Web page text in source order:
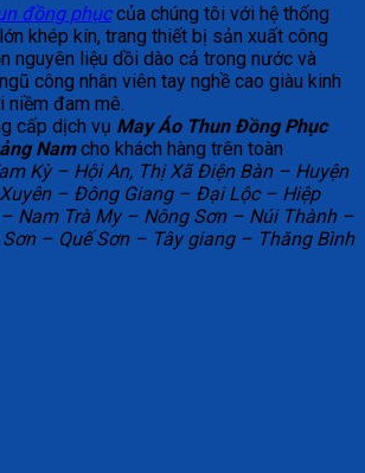
đồng phụccủa chúng tôi với hệ thống
khép kín, trang thiết bị sản xuất công
nguyên liệu dồi dào cả trong nước và
công nhân viên tay nghề cao giàu kinh
niềm đam mê.
cấp dịch vụ May Áo Thun Đồng Phục
Namcho khách hàng trên toàn
Kỳ – Hội An, Thị Xã Điện Bàn – Huyện
– Đông Giang – Đại Lộc – Hiệp
Nam Trà My – Nông Sơn – Núi Thành –
– Quế Sơn – Tây giang – Thăng Bình